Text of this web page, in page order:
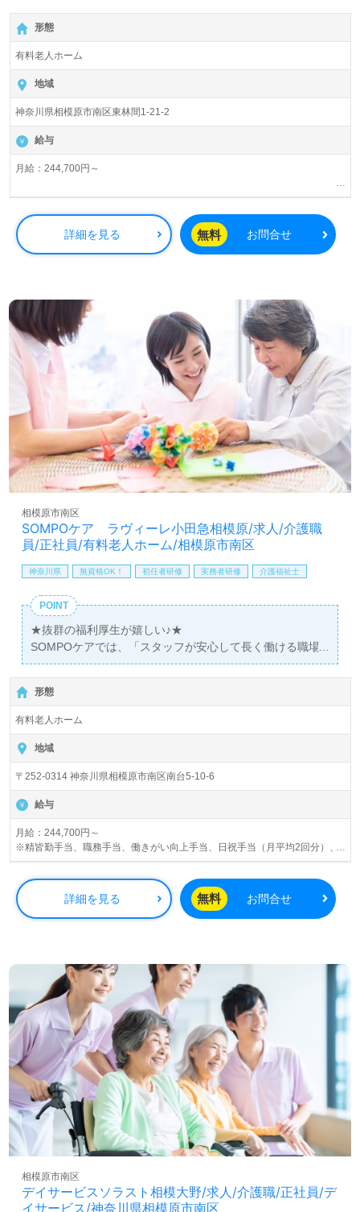
形態
有料老人ホーム
地域
神奈川県相模原市南区東林間1-21-2
給与
月給：244,700円～
残業時は別途時間外手当支給（超過1分～）
昇給あり
賞与 基本給2.08ヶ月分/年支給
詳細を見る 無料 お問合せ
SOMPOケア ラヴィーレ小田急相模原/求人/介護職
員/正社員/有料老人ホーム/相模原市南区
相模原市南区
神奈川県 無資格OK！ 初任者研修 実務者研修 介護福祉士
POINT
★抜群の福利厚生が嬉しい♪★
SOMPOケアでは、「スタッフが安心して長く働ける職場
づくり」のために、福利厚生と教育制度に対して、
強いこだわりを持っています。
収入や体力、精神面でも安心してお仕事をされたい方、介
護の経験が少なくて不安な方、最適な環境をご提供させて
頂きます。
形態
有料老人ホーム
地域
〒252-0314 神奈川県相模原市南区南台5-10-6
給与
月給：244,700円～
※精皆勤手当、職務手当、働きがい向上手当、日祝手当（月平均2回分）、
夜勤手当（月平均5回分）等、毎月平均的に支払われる手当を含みます。
※介護福祉士のみ、特別職務手当あり
残業時は別途時間外手当支給（超過1分～）
賞与：基本給2.08ヶ月分/年支給
詳細を見る 無料 お問合せ
デイサービスソラスト相模大野/求人/介護職/正社員/デ
イサービス/神奈川県相模原市南区
相模原市南区